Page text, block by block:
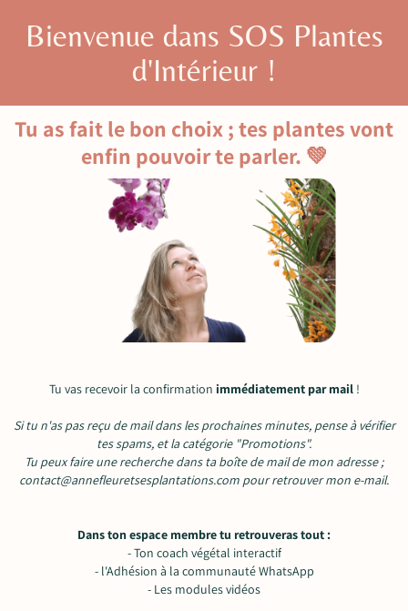
Bienvenue dans SOS Plantes
d'Intérieur !
Tu as fait le bon choix ; tes plantes vont
enfin pouvoir te parler. 💚
Tu vas recevoir la confirmation immédiatement par mail !
Si tu n'as pas reçu de mail dans les prochaines minutes, pense à vérifier
tes spams, et la catégorie "Promotions".
Tu peux faire une recherche dans ta boîte de mail de mon adresse ;
contact@annefleuretsesplantations.com pour retrouver mon e-mail.
Dans ton espace membre tu retrouveras tout :
- Ton coach végétal interactif
- l'Adhésion à la communauté WhatsApp
- Les modules vidéos